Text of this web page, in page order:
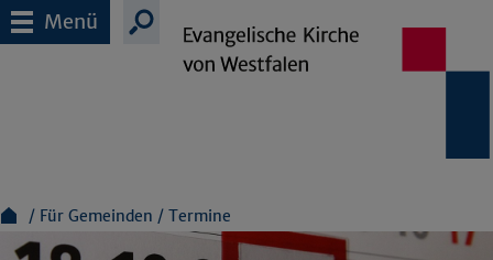
Menü
Für Gemeinden Termine